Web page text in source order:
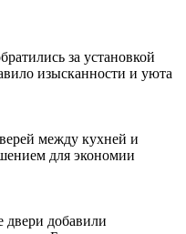
за установкой
изысканности и уюта
между кухней и
для экономии
двери добавили